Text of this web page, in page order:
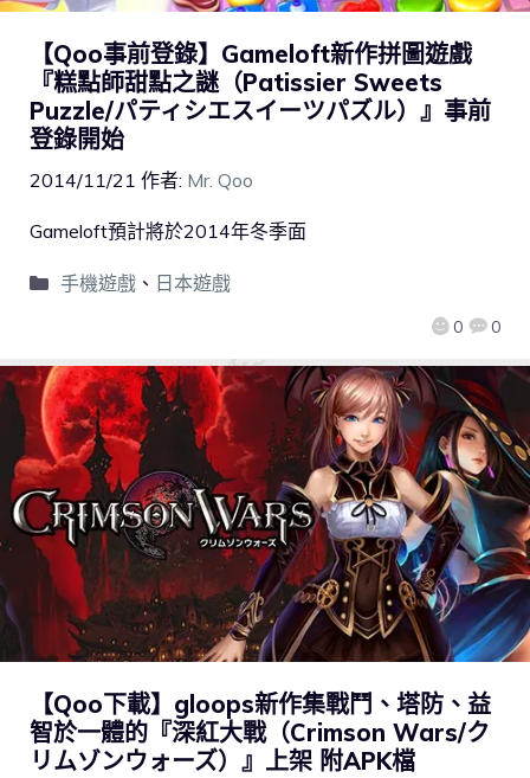
【Qoo事前登錄】Gameloft新作拼圖遊戲
『糕點師甜點之謎（Patissier Sweets
Puzzle/パティシエスイーツパズル）』事前
登錄開始
2014/11/21 作者: Mr. Qoo
0 0
Gameloft預計將於2014年冬季面
手機遊戲、 日本遊戲
【Qoo下載】gloops新作集戰鬥、塔防、益
智於一體的『深紅大戰（Crimson Wars/ク
リムゾンウォーズ）』上架 附APK檔